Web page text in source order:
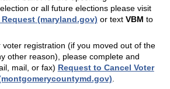
or all future elections please visit
(maryland.gov) or text VBM to
voter registration (if you moved out of the
other reason), please complete and
mail, or fax) Request to Cancel Voter
.